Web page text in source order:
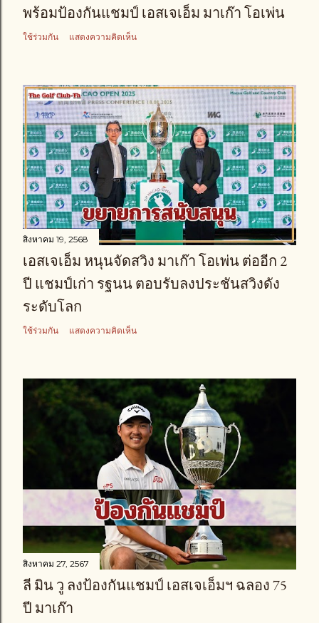
พร้อมป้องกันแชมป์ เอสเจเอ็ม มาเก๊า โอเพ่น
ใช้ร่วมกัน แสดงความคิดเห็น
สิงหาคม 19, 2568
เอสเจเอ็ม หนุนจัดสวิง มาเก๊า โอเพ่น ต่ออีก 2
ปี แชมป์เก่า รฐนน ตอบรับลงประชันสวิงดัง
ระดับโลก
ใช้ร่วมกัน แสดงความคิดเห็น
สิงหาคม 27, 2567
ลี มิน วู ลงป้องกันแชมป์ เอสเจเอ็มฯ ฉลอง 75
ปี มาเก๊า